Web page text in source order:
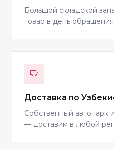
Большой складской
товар в день
Доставка по
Собственный автопарк
— доставим в любой